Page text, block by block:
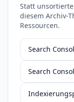
Statt
diesem Archiv-
Ressourcen.
Search
Search